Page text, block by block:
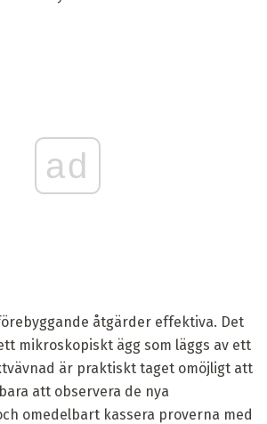
ad
åtgärder effektiva. Det
mikroskopiskt ägg som läggs av ett
är praktiskt taget omöjligt att
att observera de nya
omedelbart kassera proverna med